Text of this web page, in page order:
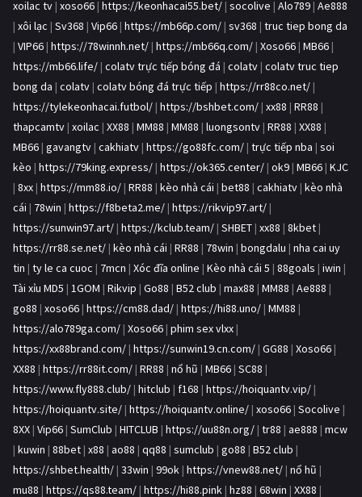
xoilac tv | xoso66 | https://keonhacai55.bet/ | socolive | Alo789 | Ae888
| xôi lạc | Sv368 | Vip66 | https://mb66p.com/ | sv368 | truc tiep bong da
| VIP66 | https://78winnh.net/ | https://mb66q.com/ | Xoso66 | MB66 |
https://mb66.life/ | colatv trực tiếp bóng đá | colatv | colatv truc tiep
bong da | colatv | colatv bóng đá trực tiếp | https://rr88co.net/ |
https://tylekeonhacai.futbol/ | https://bshbet.com/ | xx88 | RR88 |
thapcamtv | xoilac | XX88 | MM88 | MM88 | luongsontv | RR88 | XX88 |
MB66 | gavangtv | cakhiatv | https://go88fc.com/ | trực tiếp nba | soi
kèo | https://79king.express/ | https://ok365.center/ | ok9 | MB66 | KJC
| 8xx | https://mm88.io/ | RR88 | kèo nhà cái | bet88 | cakhiatv | kèo nhà
cái | 78win | https://f8beta2.me/ | https://rikvip97.art/ |
https://sunwin97.art/ | https://kclub.team/ | SHBET | xx88 | 8kbet |
https://rr88.se.net/ | kèo nhà cái | RR88 | 78win | bongdalu | nha cai uy
tin | ty le ca cuoc | 7mcn | Xóc đĩa online | Kèo nhà cái 5 | 88goals | iwin |
Tài xỉu MD5 | 1GOM | Rikvip | Go88 | B52 club | max88 | MM88 | Ae888 |
go88 | xoso66 | https://cm88.dad/ | https://hi88.uno/ | MM88 |
https://alo789ga.com/ | Xoso66 | phim sex vlxx |
https://xx88brand.com/ | https://sunwin19.cn.com/ | GG88 | Xoso66 |
XX88 | https://rr88it.com/ | RR88 | nổ hũ | MB66 | SC88 |
https://www.fly888.club/ | hitclub | f168 | https://hoiquantv.vip/ |
https://hoiquantv.site/ | https://hoiquantv.online/ | xoso66 | Socolive |
8XX | Vip66 | SumClub | HITCLUB | https://uu88n.org/ | tr88 | ae888 | mcw
| kuwin | 88bet | x88 | ao88 | qq88 | sumclub | go88 | B52 club |
https://shbet.health/ | 33win | 99ok | https://vnew88.net/ | nổ hũ |
mu88 | https://qs88.team/ | https://hi88.pink | hz88 | 68win | XX88 |